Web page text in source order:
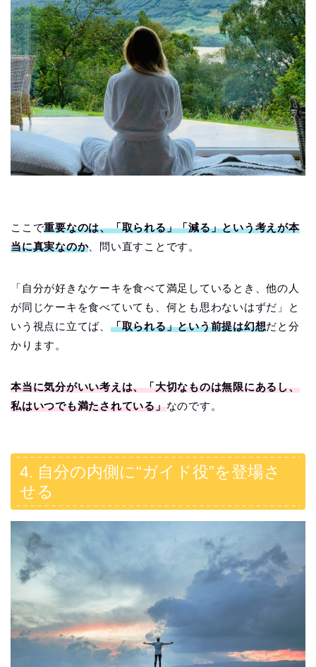
ここで重要なのは、「取られる」「減る」という考えが本
当に真実なのか、問い直すことです。
「自分が好きなケーキを食べて満足しているとき、他の人
が同じケーキを食べていても、何とも思わないはずだ」と
いう視点に立てば、 「取られる」という前提は幻想だと分
かります。
本当に気分がいい考えは、「大切なものは無限にあるし、
私はいつでも満たされている」なのです。
4. 自分の内側に“ガイド役”を登場さ
せる